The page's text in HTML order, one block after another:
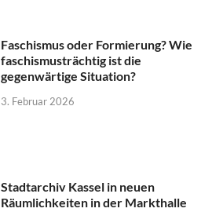
Faschismus oder Formierung? Wie
faschismusträchtig ist die
gegenwärtige Situation?
3. Februar 2026
Stadtarchiv Kassel in neuen
Räumlichkeiten in der Markthalle